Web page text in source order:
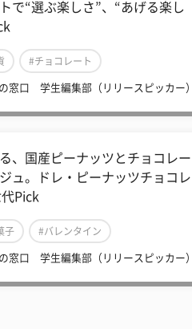
で“選ぶ楽しさ”、“あげる楽し
#チョコレート
窓口 学生編集部（リリースピッカー）
、国産ピーナッツとチョコレー
ュ。ドレ・ピーナッツチョコレ
Pick
子 #バレンタイン
窓口 学生編集部（リリースピッカー）